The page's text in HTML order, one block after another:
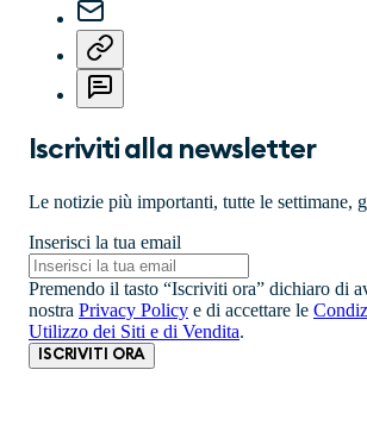
Iscriviti alla newsletter
Le notizie più importanti, tutte le settimane,
Inserisci la tua email
Premendo il tasto “Iscriviti ora” dichiaro di
nostra Privacy Policy e di accettare le
Utilizzo dei Siti e di Vendita.
ISCRIVITI ORA